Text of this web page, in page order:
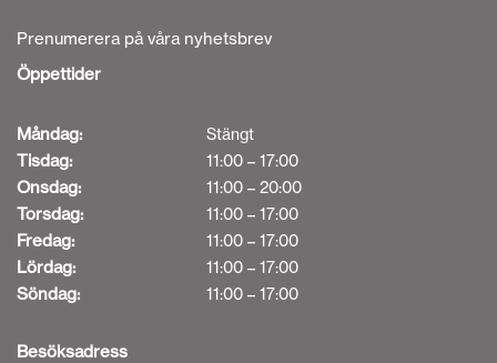
Prenumerera på våra nyhetsbrev
Öppettider
Måndag: Stängt
Tisdag: 11:00 – 17:00
Onsdag: 11:00 – 20:00
Torsdag: 11:00 – 17:00
Fredag: 11:00 – 17:00
Lördag: 11:00 – 17:00
Söndag: 11:00 – 17:00
Besöksadress